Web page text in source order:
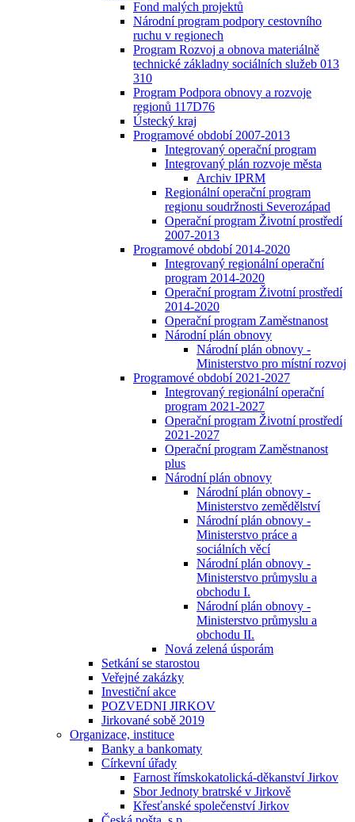
Fond malých projektů
Národní program podpory cestovního
ruchu v regionech
Program Rozvoj a obnova materiálně
technické základny sociálních služeb 013
310
Program Podpora obnovy a rozvoje
regionů 117D76
Ústecký kraj
Programové období 2007-2013
Integrovaný operační program
Integrovaný plán rozvoje města
Archiv IPRM
Regionální operační program
regionu soudržnosti Severozápad
Operační program Životní prostředí
2007-2013
Programové období 2014-2020
Integrovaný regionální operační
program 2014-2020
Operační program Životní prostředí
2014-2020
Operační program Zaměstnanost
Národní plán obnovy
Národní plán obnovy -
Ministerstvo pro místní rozvoj
Programové období 2021-2027
Integrovaný regionální operační
program 2021-2027
Operační program Životní prostředí
2021-2027
Operační program Zaměstnanost
plus
Národní plán obnovy
Národní plán obnovy -
Ministerstvo zemědělství
Národní plán obnovy -
Ministerstvo práce a
sociálních věcí
Národní plán obnovy -
Ministerstvo průmyslu a
obchodu I.
Národní plán obnovy -
Ministerstvo průmyslu a
obchodu II.
Nová zelená úsporám
Setkání se starostou
Veřejné zakázky
Investiční akce
POZVEDNI JIRKOV
Jirkované sobě 2019
Organizace, instituce
Banky a bankomaty
Církevní úřady
Farnost římskokatolická-děkanství Jirkov
Sbor Jednoty bratrské v Jirkově
Křesťanské společenství Jirkov